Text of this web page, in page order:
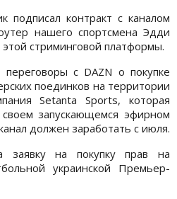
подписал контракт с каналом
нашего спортсмена Эдди
стриминговой платформы.
переговоры c DAZN о покупке
поединков на территории
Setanta Sports, которая
запускающемся эфирном
должен заработать с июля.
заявку на покупку прав на
украинской Премьер-